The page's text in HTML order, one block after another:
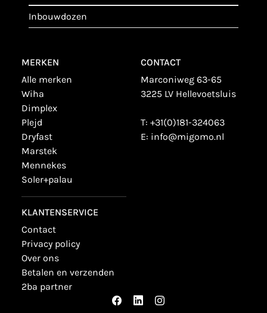
inbouwdozen
MERKEN
alle merken
wiha
dimplex
plejd
dryfast
marstek
mennekes
soler+palau
KLANTENSERVICE
contact
privacy policy
over ons
betalen en verzenden
2ba partner
CONTACT
Marconiweg 63-65
3225 LV Hellevoetsluis
T: +31(0)181-324063
E: info@migomo.nl